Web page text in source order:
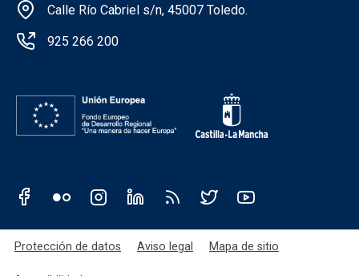
Información de la institución
Calle Río Cabriel s/n, 45007 Toledo.
925 266 200
Redes sociales JCCM
Menú legal
Protección de datos Aviso legal Mapa de sitio